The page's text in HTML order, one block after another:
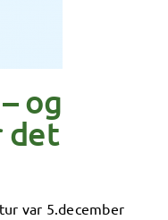
og
det
var 5.december